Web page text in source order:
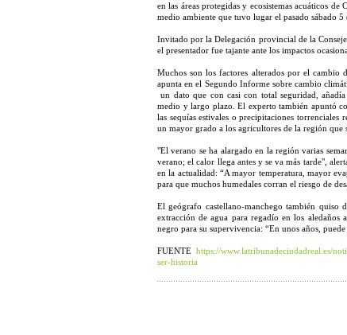
en las áreas protegidas y ecosistemas acuáticos
medio ambiente que tuvo lugar el pasado sábado 5
Invitado por la Delegación provincial de la
el presentador fue tajante ante los impactos
Muchos son los factores alterados por el cambio
apunta en el Segundo Informe sobre cambio
un dato que con casi con total seguridad,
medio y largo plazo. El experto también apuntó
las sequías estivales o precipitaciones torrenciales
un mayor grado a los agricultores de la región que
"El verano se ha alargado en la región varias
verano; el calor llega antes y se va más tarde",
en la actualidad: “A mayor temperatura, mayor
para que muchos humedales corran el riesgo de
El geógrafo castellano-manchego también
extracción de agua para regadío en los aledaños
negro para su supervivencia: “En unos años,
FUENTE https://www.latribunadeciudadreal.es/
ser-historia